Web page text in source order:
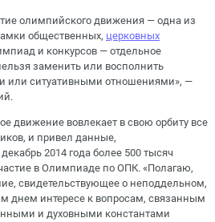
олимпийского движения — одна из
общественных, церковных
и конкурсов — отдельное
заменить или восполнить
или ситуативными отношениями», —
движение вовлекает в свою орбиту все
и привел данные,
2014 года более 500 тысяч
в Олимпиаде по ОПК. «Полагаю,
свидетельствующее о неподдельном,
днем интересе к вопросам, связанным
и духовными константами